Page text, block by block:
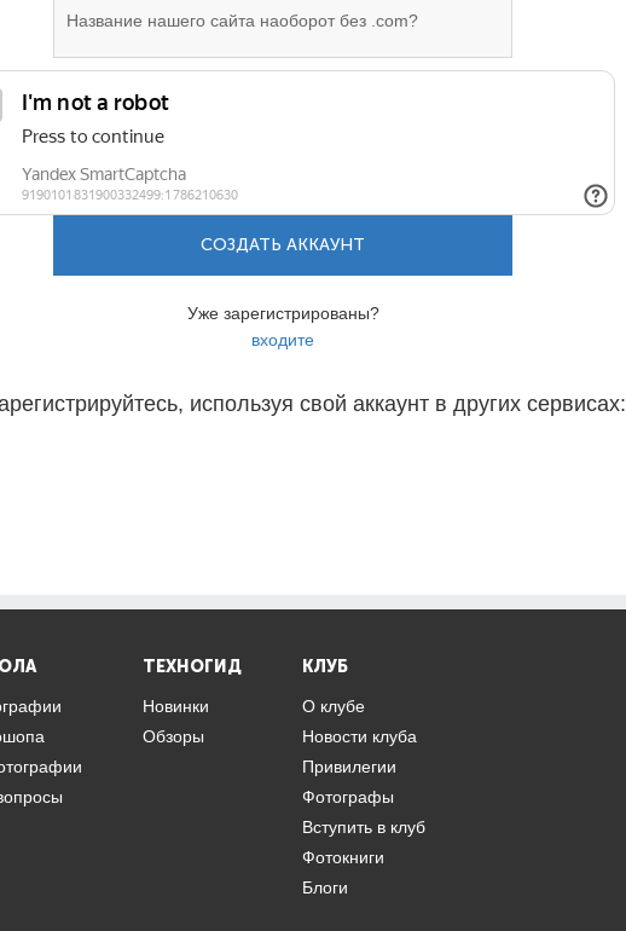
СОЗДАТЬ АККАУНТ
Уже зарегистрированы?
входите
используя свой аккаунт в других сервисах:
ТЕХНОГИД
Новинки
Обзоры
КЛУБ
О клубе
Новости клуба
Привилегии
Фотографы
Вступить в клуб
Фотокниги
Блоги